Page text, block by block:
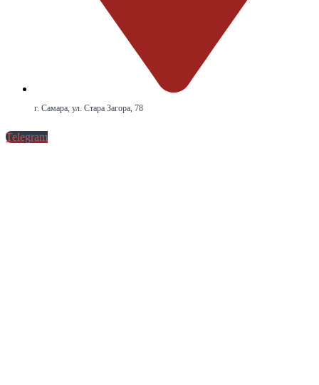
г. Самара, ул. Стара Загора, 78
Telegram